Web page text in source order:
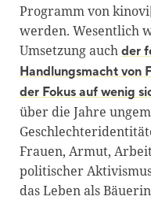
Programm von
werden. Wesentlich
Umsetzung auch der
Handlungsmacht von
der Fokus auf wenig
über die Jahre
Frauen, Armut,
politischer
das Leben als